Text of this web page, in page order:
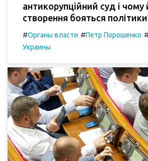
антикорупційний суд і чому
створення бояться
#Органы власти #Петр Порошенко
Украины